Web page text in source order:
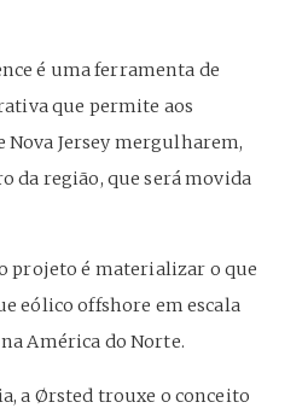
é uma ferramenta de
que permite aos
Nova Jersey mergulharem,
da região, que será movida
projeto é materializar o que
eólico offshore em escala
América do Norte.
a Ørsted trouxe o conceito